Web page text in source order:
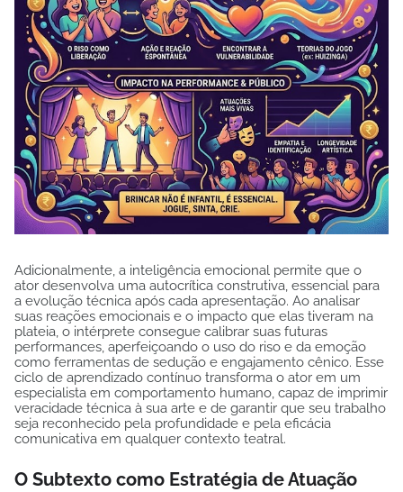
Adicionalmente, a inteligência emocional permite que o
ator desenvolva uma autocrítica construtiva, essencial para
a evolução técnica após cada apresentação. Ao analisar
suas reações emocionais e o impacto que elas tiveram na
plateia, o intérprete consegue calibrar suas futuras
performances, aperfeiçoando o uso do riso e da emoção
como ferramentas de sedução e engajamento cênico. Esse
ciclo de aprendizado contínuo transforma o ator em um
especialista em comportamento humano, capaz de imprimir
veracidade técnica à sua arte e de garantir que seu trabalho
seja reconhecido pela profundidade e pela eficácia
comunicativa em qualquer contexto teatral.
O Subtexto como Estratégia de Atuação